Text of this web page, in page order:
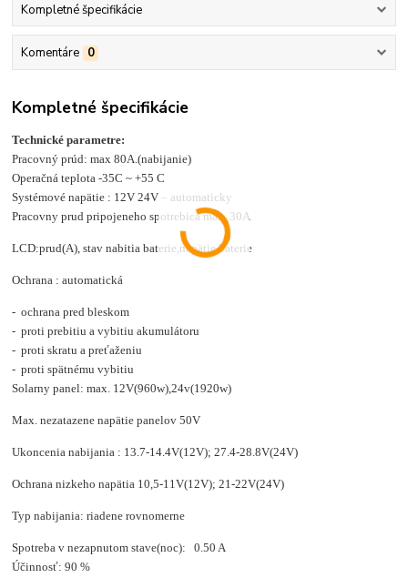
Kompletné špecifikácie
Komentáre 0
Kompletné špecifikácie
Technické parametre:
Pracovný prúd: max 80A.(nabijanie)
Operačná teplota -35C ~ +55 C
Systémové napätie : 12V 24V – automaticky
Pracovny prud pripojeneho spotrebica max. 30A
LCD:prud(A), stav nabitia baterie,napätie baterie
Ochrana : automatická
- ochrana pred bleskom
- proti prebitiu a vybitiu akumulátoru
- proti skratu a preťaženiu
- proti spätnému vybitiu
Solarny panel: max. 12V(960w),24v(1920w)
Max. nezatazene napätie panelov 50V
Ukoncenia nabijania : 13.7-14.4V(12V); 27.4-28.8V(24V)
Ochrana nizkeho napätia 10,5-11V(12V); 21-22V(24V)
Typ nabijania: riadene rovnomerne
Spotreba v nezapnutom stave(noc): 0.50 A
Účinnosť: 90 %